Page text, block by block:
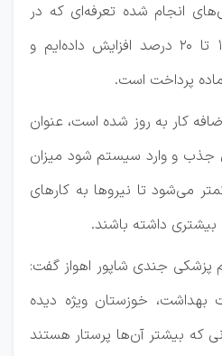
انجام شده تعرفه‌ای که در
آبان‌ماه پرداخت شد را ۱۵ تا ۲۰ درصد افزایش داده‌ایم و
پرداخت است.
کار به روز شده است، عنوان
جذب و وارد سیستم شود میزان
می‌شود تا نیروها به کارهای
بیشتری داشته باشند.
پزشکی جندی شاپور اهواز گفت:
بهداشت، خوزستان ویژه دیده
کادر درمانی که بیشتر آن‌ها پرستار هستند